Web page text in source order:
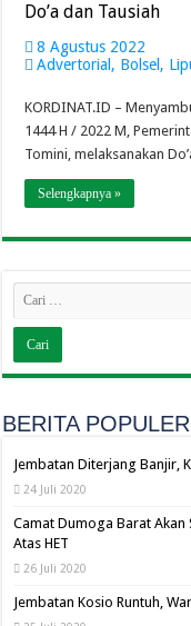
Do’a dan Tausiah
8 Agustus 2022
Advertorial , Bolsel ,
KORDINAT.ID –
1444 H / 2022 M,
Tomini, melaksanakan
Selengkapnya »
BERITA POPULER
Jembatan Diterjang Banjir,
24 Juli 2020
Camat Dumoga Barat Akan
Atas HET
26 Juli 2020
Jembatan Kosio Runtuh,